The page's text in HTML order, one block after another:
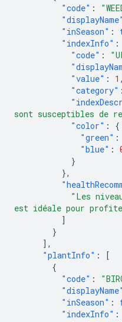
"code" :
"displayName"
"inSeason" :
"indexInfo" :
"code" :
"value" : 1 ,
"category" :
sont susceptibles de
"color" :
{
"green" :
"blue" :
}
},
"Les
est idéale pour
]
}
],
"plantInfo" :
[
{
"code" :
"displayName"
"inSeason" :
"indexInfo" :